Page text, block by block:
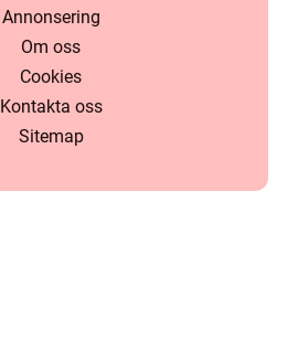
Annonsering
Om oss
Cookies
Kontakta oss
Sitemap